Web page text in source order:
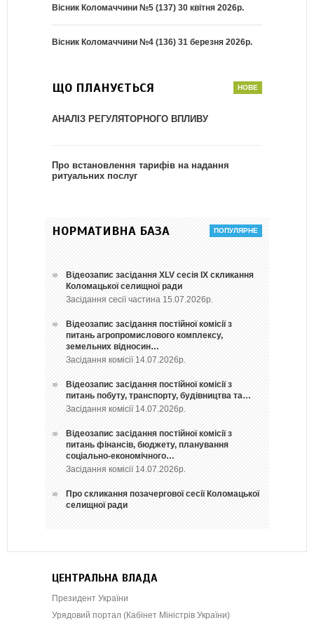
Вісник Коломаччини №5 (137) 30 квітня 2026р.
Вісник Коломаччини №4 (136) 31 березня 2026р.
ЩО ПЛАНУЄТЬСЯ
АНАЛІЗ РЕГУЛЯТОРНОГО ВПЛИВУ
Про встановлення тарифів на надання
ритуальних послуг
НОРМАТИВНА БАЗА
Відеозапис засідання ХLV сесія ІХ скликання
Коломацької селищної ради
Засідання сесії частина 15.07.2026р.
Відеозапис засідання постійної комісії з
питань агропромислового комплексу,
земельних відносин…
Засідання комісії 14.07.2026р.
Відеозапис засідання постійної комісії з
питань побуту, транспорту, будівництва та…
Засідання комісії 14.07.2026р.
Відеозапис засідання постійної комісії з
питань фінансів, бюджету, планування
соціально-економічного…
Засідання комісії 14.07.2026р.
Про скликання позачергової сесії Коломацької
селищної ради
ЦЕНТРАЛЬНА ВЛАДА
Президент України
Урядовий портал (Кабінет Міністрів України)